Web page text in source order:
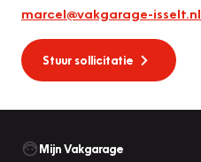
marcel@vakgarage-isselt.nl
Stuur sollicitatie
Mijn Vakgarage